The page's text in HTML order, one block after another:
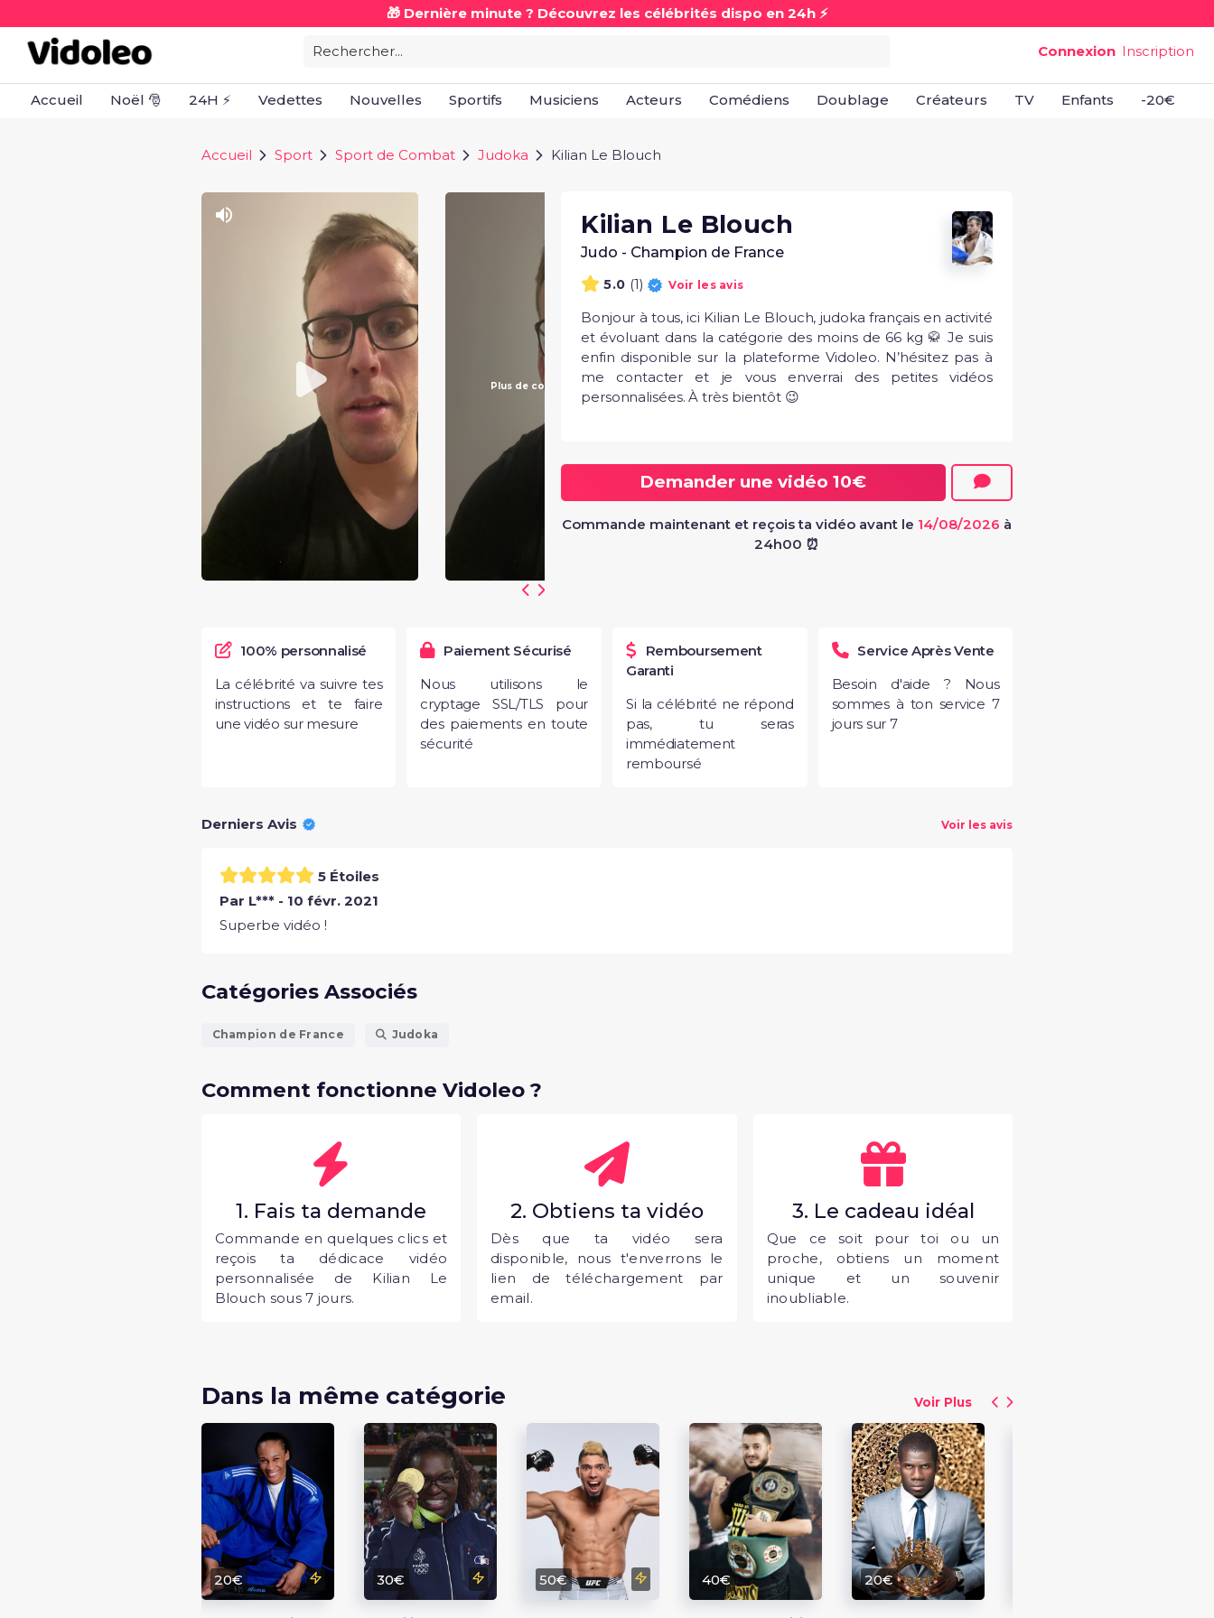
🎁 Dernière minute ? Découvrez les célébrités dispo en 24h ⚡
Rechercher... Connexion Inscription
Accueil Noël 🎅 24H ⚡ Vedettes Nouvelles Sportifs Musiciens Acteurs Comédiens Doublage Créateurs TV Enfants -20€
Accueil Sport Sport de Combat Judoka Kilian Le Blouch
Plus de contenu à venir !
Kilian Le Blouch
Judo - Champion de France
5.0 (1) Voir les avis
Bonjour à tous, ici Kilian Le Blouch, judoka français en activité
et évoluant dans la catégorie des moins de 66 kg 🥋 Je suis
enfin disponible sur la plateforme Vidoleo. N’hésitez pas à
me contacter et je vous enverrai des petites vidéos
personnalisées. À très bientôt 😉
Demander une vidéo10€
Commande maintenant et reçois ta vidéo avant le 14/08/2026 à
24h00 ⏰
100% personnalisé
La célébrité va suivre tes
instructions et te faire
une vidéo sur mesure
Paiement Sécurisé
Nous utilisons le
cryptage SSL/TLS pour
des paiements en toute
sécurité
Remboursement
Garanti
Si la célébrité ne répond
pas, tu seras
immédiatement
remboursé
Service Après Vente
Besoin d'aide ? Nous
sommes à ton service 7
jours sur 7
Derniers Avis Voir les avis
5 Étoiles
Par L*** - 10 févr. 2021
Superbe vidéo !
Catégories Associés
Champion de France Judoka
Comment fonctionne Vidoleo ?
1. Fais ta demande
Commande en quelques clics et
reçois ta dédicace vidéo
personnalisée de Kilian Le
Blouch sous 7 jours.
2. Obtiens ta vidéo
Dès que ta vidéo sera
disponible, nous t'enverrons le
lien de téléchargement par
email.
3. Le cadeau idéal
Que ce soit pour toi ou un
proche, obtiens un moment
unique et un souvenir
inoubliable.
Dans la même catégorie Voir Plus
20€ 30€ 50€ 40€ 20€